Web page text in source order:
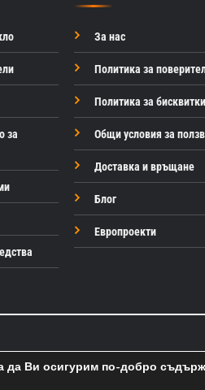
за
За нас
Политика за
Политика за бисквитки
Общи условия за
Доставка и връщане
Блог
Европроекти
да Ви осигурим по-добро